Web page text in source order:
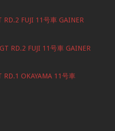
RD.2 FUJI 11号車 GAINER
RD.2 FUJI 11号車 GAINER
RD.1 OKAYAMA 11号車